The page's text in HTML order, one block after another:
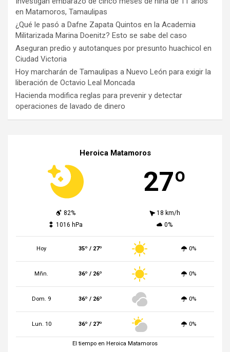
en Matamoros, Tamaulipas
¿Qué le pasó a Dafne Zapata Quintos en la Academia
Militarizada Marina Doenitz? Esto se sabe del caso
Aseguran predio y autotanques por presunto huachicol en
Ciudad Victoria
Hoy marcharán de Tamaulipas a Nuevo León para exigir la
liberación de Octavio Leal Moncada
Hacienda modifica reglas para prevenir y detectar
operaciones de lavado de dinero
Heroica Matamoros
27º
82%
18 km/h
1016 hPa
0%
Hoy 35º / 27º 0%
Mñn. 36º / 26º 0%
Dom. 9 36º / 26º 0%
Lun. 10 36º / 27º 0%
El tiempo en Heroica Matamoros